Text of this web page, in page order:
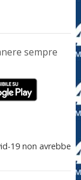
sempre
19 non avrebbe